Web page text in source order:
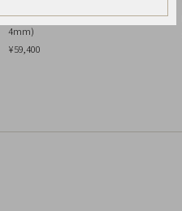
[ セカンドピアス]K18 スタッズピアス(
4mm)
¥59,400